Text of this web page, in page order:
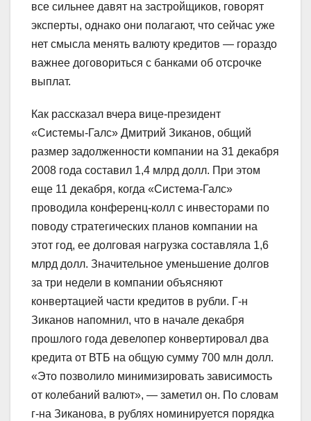
все сильнее давят на застройщиков, говорят
эксперты, однако они полагают, что сейчас уже
нет смысла менять валюту кредитов — гораздо
важнее договориться с банками об отсрочке
выплат.
Как рассказал вчера вице-президент
«Системы-Галс» Дмитрий Зиканов, общий
размер задолженности компании на 31 декабря
2008 года составил 1,4 млрд долл. При этом
еще 11 декабря, когда «Система-Галс»
проводила конференц-колл с инвесторами по
поводу стратегических планов компании на
этот год, ее долговая нагрузка составляла 1,6
млрд долл. Значительное уменьшение долгов
за три недели в компании объясняют
конвертацией части кредитов в рубли. Г-н
Зиканов напомнил, что в начале декабря
прошлого года девелопер конвертировал два
кредита от ВТБ на общую сумму 700 млн долл.
«Это позволило минимизировать зависимость
от колебаний валют», — заметил он. По словам
г-на Зиканова, в рублях номинируется порядка